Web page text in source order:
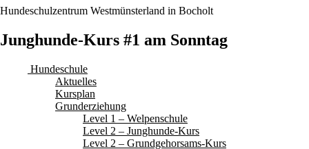
Hundeschulzentrum Westmünsterland in Bocholt
Junghunde-Kurs #1 am Sonntag
Hundeschule
Aktuelles
Kursplan
Grunderziehung
Level 1 – Welpenschule
Level 2 – Junghunde-Kurs
Level 2 – Grundgehorsams-Kurs